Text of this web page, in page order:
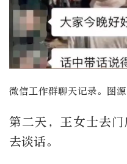
微信工作群聊天记录。图
第二天，王女士去
去谈话。